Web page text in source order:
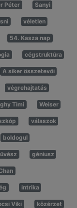
Péter Sanyi
véletlen
54. Kasza nap
cégstruktúra
A siker összetevői
végrehajtatás
Timi Weiser
válaszok
boldogul
géniusz
intrika
Viki közérzet